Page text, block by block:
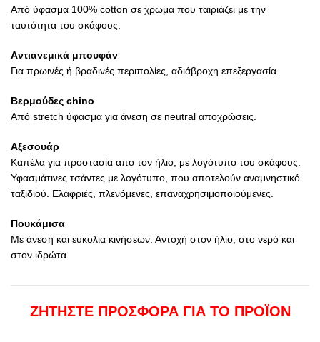
Από ύφασμα 100% cotton σε χρώμα που ταιριάζει με την
ταυτότητα του σκάφους.
Aντιανεμικά μπουφάν
Για πρωινές ή βραδινές περιπολίες, αδιάβροχη επεξεργασία.
Βερμούδες chino
Από stretch ύφασμα για άνεση σε neutral αποχρώσεις.
Αξεσουάρ
Καπέλα για προστασία απο τον ήλιο, με λογότυπο του σκάφους.
Υφασμάτινες τσάντες με λογότυπο, που αποτελούν αναμνηστικό
ταξιδιού. Ελαφριές, πλενόμενες, επαναχρησιμοποιούμενες.
Πουκάμισα
Με άνεση και ευκολία κινήσεων. Αντοχή στον ήλιο, στο νερό και
στον ιδρώτα.
ΖΗΤΗΣΤΕ ΠΡΟΣΦΟΡΑ ΓΙΑ ΤΟ ΠΡΟΪΟΝ